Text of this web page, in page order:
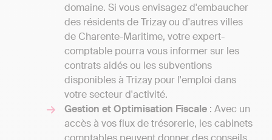
domaine. Si vous envisagez d'embaucher
des résidents de Trizay ou d'autres villes
de Charente-Maritime, votre expert-
comptable pourra vous informer sur les
contrats aidés ou les subventions
disponibles à Trizay pour l'emploi dans
votre secteur d'activité.
Gestion et Optimisation Fiscale : Avec un
accès à vos flux de trésorerie, les cabinets